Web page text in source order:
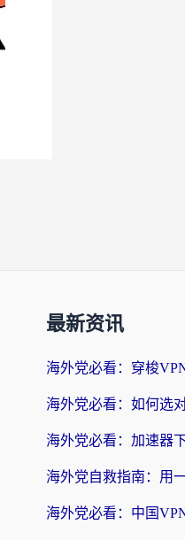
最新资讯